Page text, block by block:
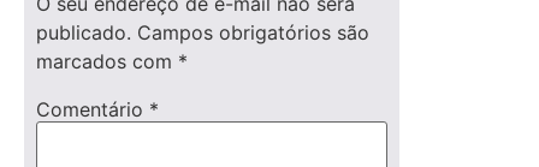
publicado. Campos obrigatórios são
marcados com *
Comentário *